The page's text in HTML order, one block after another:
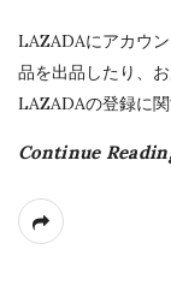
LAZADAにアカウ
品を出品したり、
LAZADAの登録に
Continue